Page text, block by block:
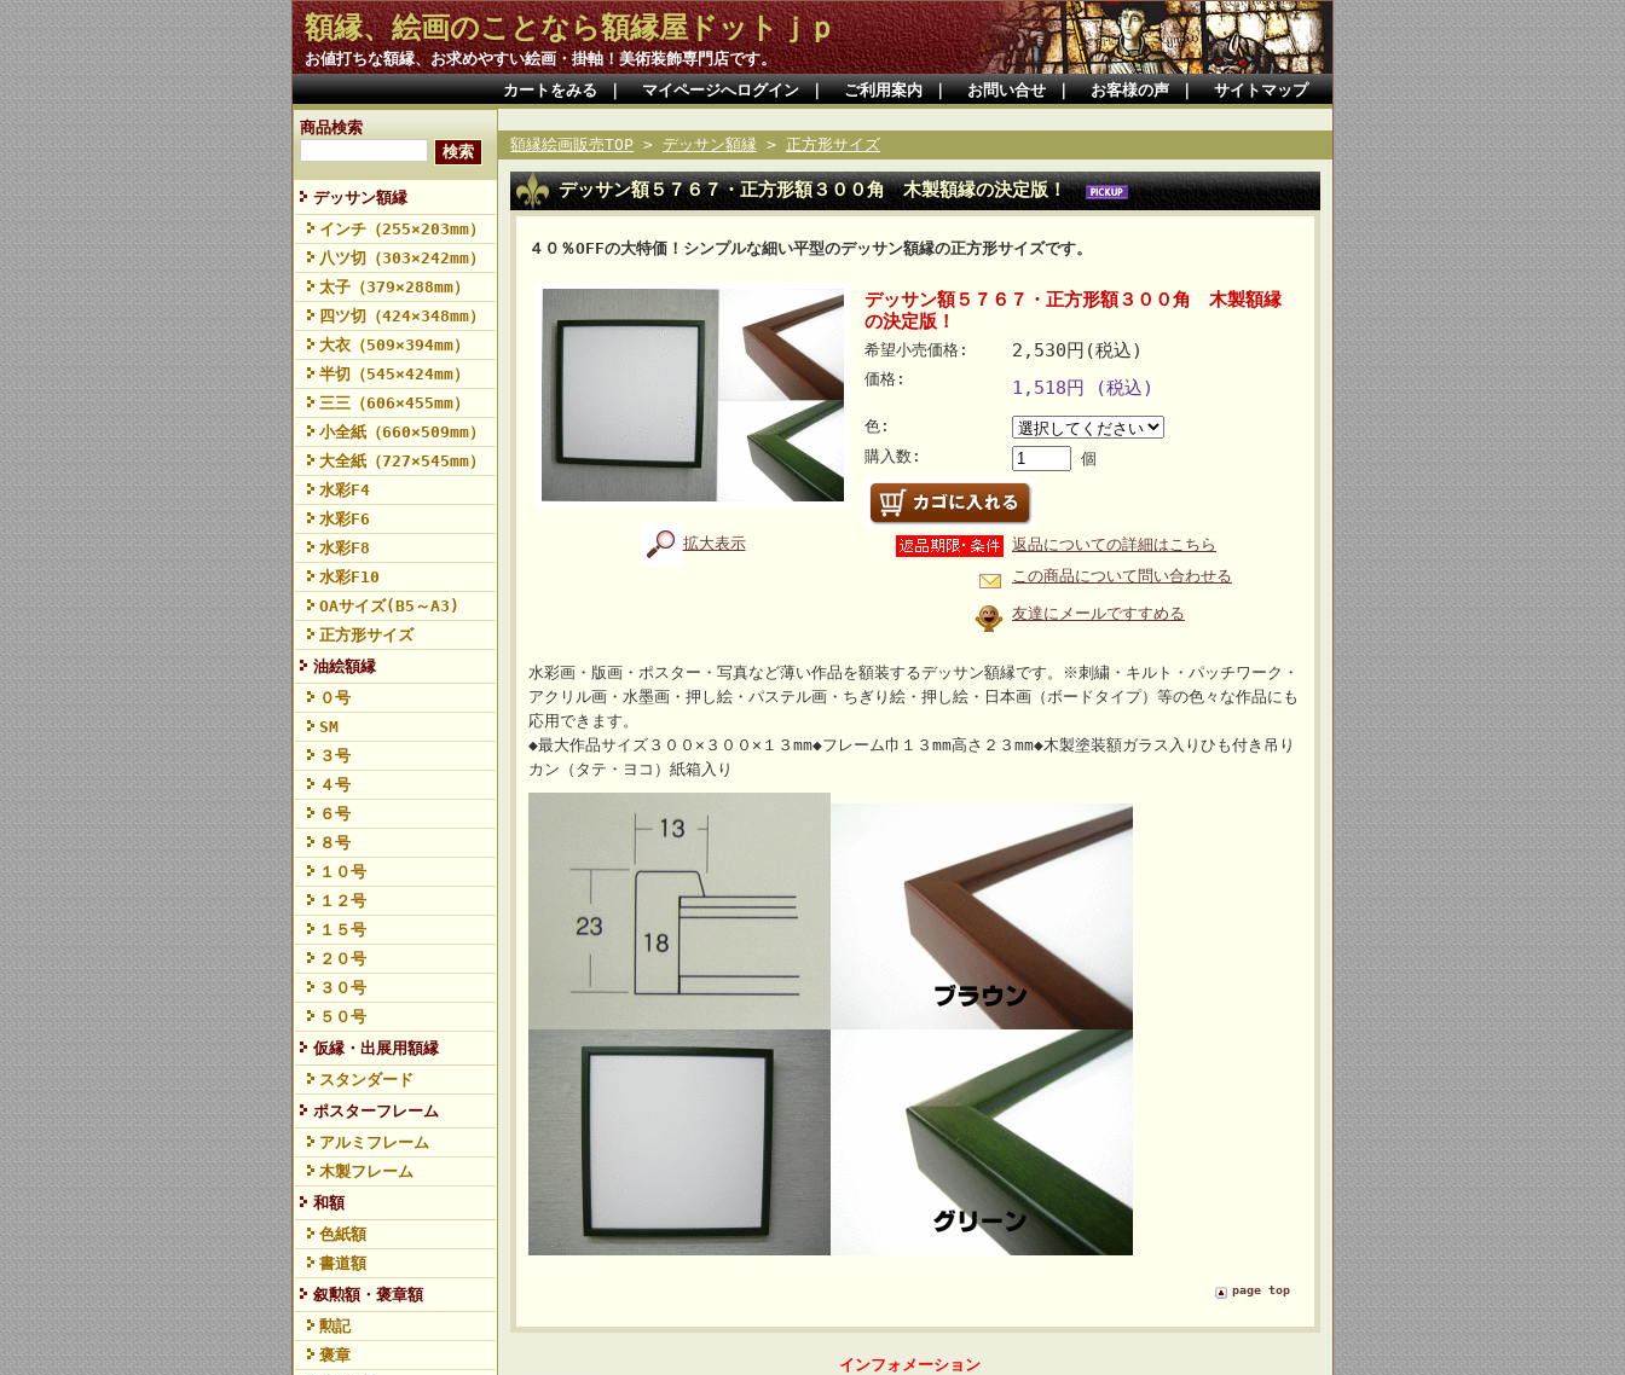
額縁、絵画のことなら額縁屋ドットｊｐ
お値打ちな額縁、お求めやすい絵画・掛軸！美術装飾専門店です。
カートをみる｜ マイページへログイン｜ ご利用案内｜ お問い合せ｜ お客様の声｜ サイトマップ
商品検索
デッサン額縁
インチ（255×203mm）
八ツ切（303×242mm）
太子（379×288mm）
四ツ切（424×348mm）
大衣（509×394mm）
半切（545×424mm）
三三（606×455mm）
小全紙（660×509mm）
大全紙（727×545mm）
水彩F4
水彩F6
水彩F8
水彩F10
OAサイズ(B5～A3)
正方形サイズ
油絵額縁
０号
SM
３号
４号
６号
８号
１０号
１２号
１５号
２０号
３０号
５０号
仮縁・出展用額縁
スタンダード
ポスターフレーム
アルミフレーム
木製フレーム
和額
色紙額
書道額
叙勲額・褒章額
勲記
褒章
額縁絵画販売TOP > デッサン額縁 > 正方形サイズ
デッサン額５７６７・正方形額３００角 木製額縁の決定版！
４０％OFFの大特価！シンプルな細い平型のデッサン額縁の正方形サイズです。
拡大表示
デッサン額５７６７・正方形額３００角 木製額縁
の決定版！
希望小売価格: 2,530円(税込)
価格: 1,518円 (税込)
色:
購入数:
個
返品についての詳細はこちら
この商品について問い合わせる
友達にメールですすめる
水彩画・版画・ポスター・写真など薄い作品を額装するデッサン額縁です。※刺繍・キルト・パッチワーク・
アクリル画・水墨画・押し絵・パステル画・ちぎり絵・押し絵・日本画（ボードタイプ）等の色々な作品にも
応用できます。
◆最大作品サイズ３００×３００×１３mm◆フレーム巾１３mm高さ２３mm◆木製塗装額ガラス入りひも付き吊り
カン（タテ・ヨコ）紙箱入り
page top
インフォメーション